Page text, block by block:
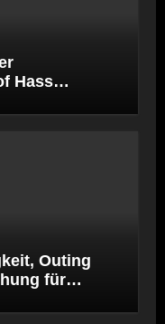
Hass
Outing
für